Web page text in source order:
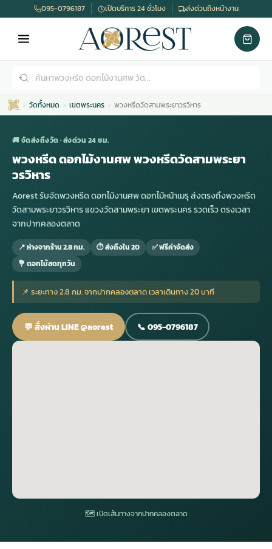
ดอกไม้หน้าศพ
ดอกไม้จัดงานศพ
จัดดอกไม้หน้าศพ
ดอกไม้หน้าหีบ
ดอกไม้หน้างานศพ
ดอกไม้ศพ
พวงหรีด กรุงเทพ
พวงหรีดราคา
สั่งพวงหรีด
ร้านพวงหรีด
ดอกไม้พวงหรีด
พวงหรีดราคาถูก
น้าเมรุ
มรุสีขาว
ไม้หน้าเมรุ
กไม้หน้าเมรุ
มรุ ราคาถูก
ไม้งานแต่ง
ไม้งานแต่ง ราคา
ไม้งานแต่ง ราคาถูก
ไม้งานแต่ง กรุงเทพ
อกไม้งานแต่ง
พวงหรีดพัดลม
พวงหรีดพัดลม ราคา
พวงหรีดพัดลม ราคาถูก
พวงหรีดพัดลม กรุงเทพ
พวงหรีดพัดลม ส่งด่วน
พวงหรีดพัดลม แบบสวยๆ
รับจัดงานศพ
รับจัดงานศพ ราคา
รับจัดงานศพ ครบวงจร
รับจัดงานศพ กรุงเทพ
แพ็คเกจจัดงานศพ
จัดงานศพ ราคาถูก
095-0796187 เปิดบริการ 24 ชั่วโมง ส่งด่วนถึงหน้างาน
วัดทั้งหมด เขตพระนคร พวงหรีดวัดสามพระยาวรวิหาร
🚚 จัดส่งถึงวัด · ส่งด่วน 24 ชม.
พวงหรีด ดอกไม้งานศพ พวงหรีดวัดสามพระยา
วรวิหาร
Aorest รับจัดพวงหรีด ดอกไม้งานศพ ดอกไม้หน้าเมรุ ส่งตรงถึงพวงหรีด
วัดสามพระยาวรวิหาร แขวงวัดสามพระยา เขตพระนคร รวดเร็ว ตรงเวลา
จากปากคลองตลาด
📍 ห่างจากร้าน 2.8 กม. ⏱ ส่งถึงใน 20
✅ ฟรีค่าจัดส่ง
💐 ดอกไม้สดทุกวัน
📌 ระยะทาง 2.8 กม. จากปากคลองตลาด เวลาเดินทาง 20 นาที
💬 สั่งผ่าน LINE @aorest 📞 095-0796187
🗺 เปิดเส้นทางจากปากคลองตลาด